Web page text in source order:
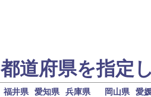
都道府県を指定
福井県 愛知県 兵庫県 岡山県
愛